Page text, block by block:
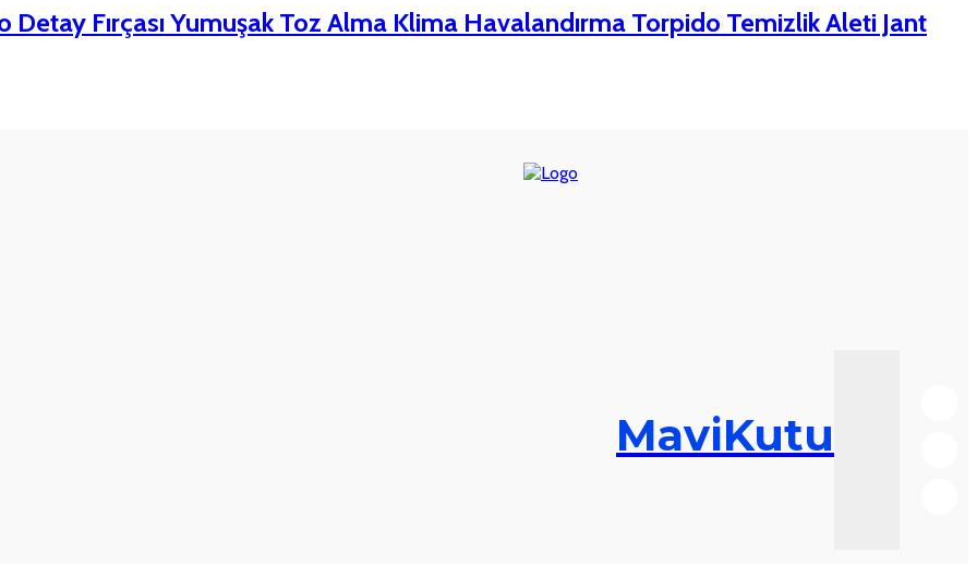
Detay Fırçası Yumuşak Toz Alma Klima Havalandırma Torpido Temizlik Aleti Jant
MaviKutu